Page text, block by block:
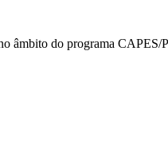
âmbito do programa CAPES/